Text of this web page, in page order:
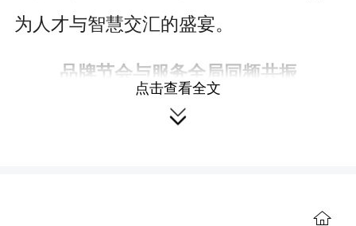
为人才与智慧交汇的盛宴。
品牌节会与服务全局同频共振
服务国家大局、着眼自身发展战
点击查看全文
